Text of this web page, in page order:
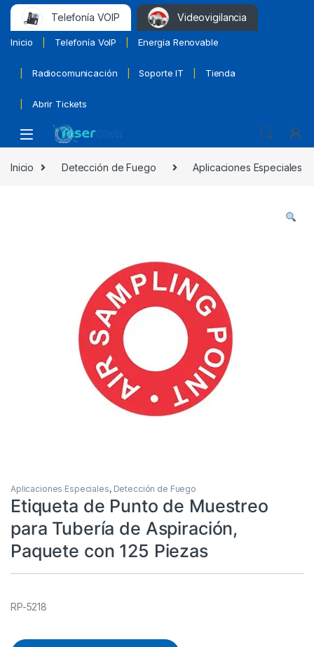
Telefonía VOIP Videovigilancia
Inicio Telefonía VoIP Energia Renovable
Radiocomunicación Soporte IT Tienda
Abrir Tickets
Inicio Detección de Fuego Aplicaciones Especiales
Aplicaciones Especiales, Detección de Fuego
Etiqueta de Punto de Muestreo
para Tubería de Aspiración,
Paquete con 125 Piezas
RP-5218